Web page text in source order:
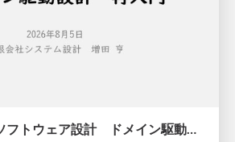
今こそ聞きたいソフトウェア設計 ドメイン駆動設計再入門